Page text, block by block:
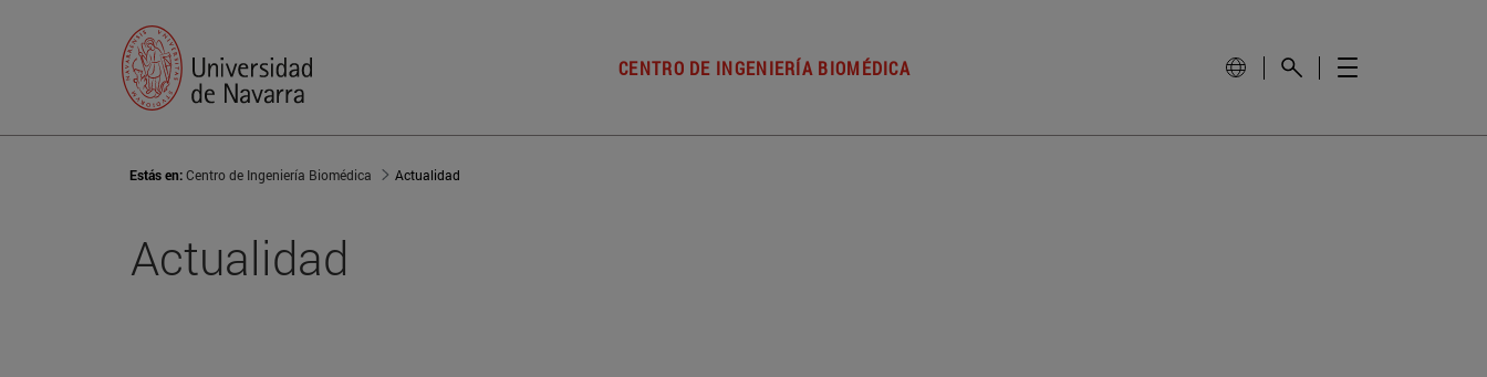
CENTRO DE INGENIERÍA BIOMÉDICA
Estás en:Centro de Ingeniería Biomédica Actualidad
Actualidad